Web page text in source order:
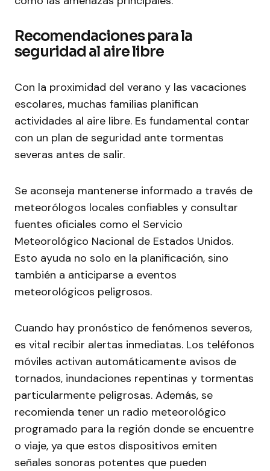
Recomendaciones para la
seguridad al aire libre
Con la proximidad del verano y las vacaciones
escolares, muchas familias planifican
actividades al aire libre. Es fundamental contar
con un plan de seguridad ante tormentas
severas antes de salir.
Se aconseja mantenerse informado a través de
meteorólogos locales confiables y consultar
fuentes oficiales como el Servicio
Meteorológico Nacional de Estados Unidos.
Esto ayuda no solo en la planificación, sino
también a anticiparse a eventos
meteorológicos peligrosos.
Cuando hay pronóstico de fenómenos severos,
es vital recibir alertas inmediatas. Los teléfonos
móviles activan automáticamente avisos de
tornados, inundaciones repentinas y tormentas
particularmente peligrosas. Además, se
recomienda tener un radio meteorológico
programado para la región donde se encuentre
o viaje, ya que estos dispositivos emiten
señales sonoras potentes que pueden